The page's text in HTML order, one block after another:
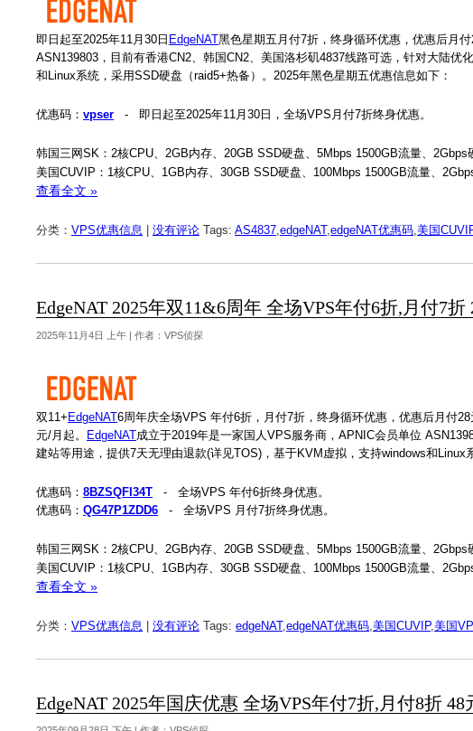
即日起至2025年11月30日 EdgeNAT黑色星期五月付7折，终身循环优惠，优惠后月付
ASN139803，目前有香港CN2、韩国CN2、美国洛杉矶4837线路可选，针对大陆
和Linux系统，采用SSD硬盘（raid5+热备）。2025年黑色星期五优惠信息如下：
优惠码： vpser - 即日起至2025年11月30日，全场VPS月付7折终身优惠。
韩国三网SK：2核CPU、2GB内存、20GB SSD硬盘、5Mbps 1500GB流量、
美国CUVIP：1核CPU、1GB内存、30GB SSD硬盘、100Mbps 1500GB流量、
查看全文 »
分类： VPS优惠信息 没有评论 Tags: AS4837 edgeNAT, edgeNAT优惠码 美国
EdgeNAT 2025年双11&6周年 全场VPS年付6折,月付7
2025年11月4日 上午 | 作者：VPS侦探
双11+EdgeNAT6周年庆全场VPS 年付6折，月付7折，终身循环优惠，优惠后月付
元/月起。 EdgeNAT成立于2019年是一家国人VPS服务商，APNIC会员单位
建站等用途，提供7天无理由退款(详见TOS)，基于KVM虚拟，支持windows和
优惠码： 8BZSQFI34T - 全场VPS 年付6折终身优惠。
优惠码： QG47P1ZDD6 - 全场VPS 月付7折终身优惠。
韩国三网SK：2核CPU、2GB内存、20GB SSD硬盘、5Mbps 1500GB流量、
美国CUVIP：1核CPU、1GB内存、30GB SSD硬盘、100Mbps 1500GB流量、
查看全文 »
分类： VPS优惠信息 | 没有评论 Tags: edgeNAT, edgeNAT优惠码 美国CUVIP, 美国
EdgeNAT 2025年国庆优惠 全场VPS年付7折,月付8折